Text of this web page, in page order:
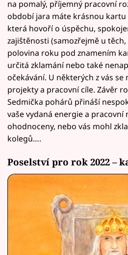
na pomalý, příjemný pracovní
období jara máte krásnou kartu
která hovoří o úspěchu,
zajištěnosti (samozřejmě u
polovina roku pod znamením
určitá zklamání nebo také
očekávání. U některých z vás se
projekty a pracovní cíle. Závěr
Sedmička pohárů přináší
vaše vydaná energie a pracovní
ohodnoceny, nebo vás mohl
kolegů….
Poselství pro rok 2022 –